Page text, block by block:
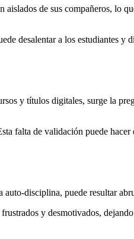
de sus compañeros, lo
desalentar a los estudiantes
y títulos digitales, surge la
falta de validación puede hacer
disciplina, puede resultar
y desmotivados,